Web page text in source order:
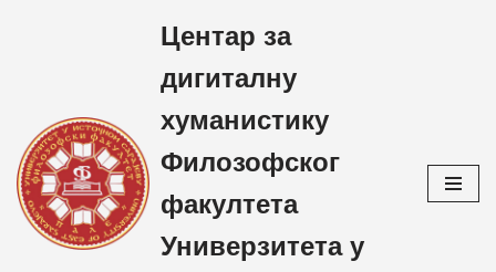
Центар за
дигиталну
хуманистику
Филозофског
факултета
Универзитета у